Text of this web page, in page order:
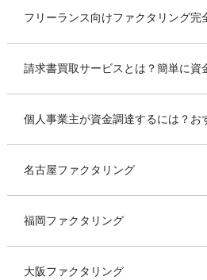
フリーランス向けファクタリング完
請求書買取サービスとは？簡単に資
個人事業主が資金調達するには？お
名古屋ファクタリング
福岡ファクタリング
大阪ファクタリング